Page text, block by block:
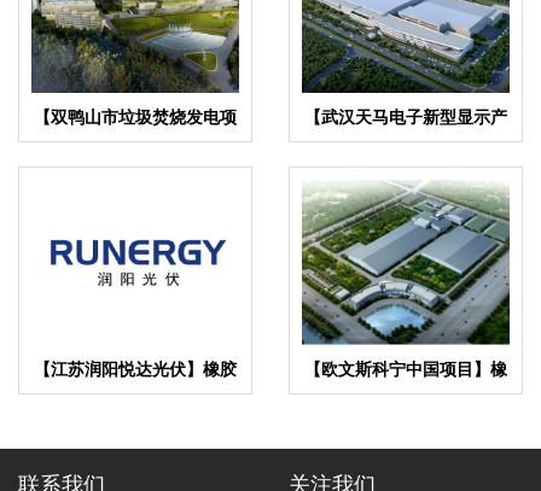
【双鸭山市垃圾焚烧发电项
目】减振器合同
【武汉天马电子新型显示产
业中心】废水系统橡胶接头
合同
【江苏润阳悦达光伏】橡胶
接头合同
【欧文斯科宁中国项目】橡
胶接头合同
联系我们 关注我们